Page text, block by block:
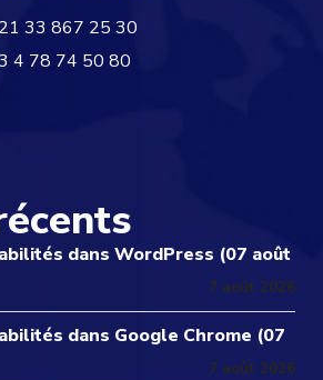
25 30
74 50 80
dans WordPress (07 août
7 août 2026
dans Google Chrome (07
7 août 2026